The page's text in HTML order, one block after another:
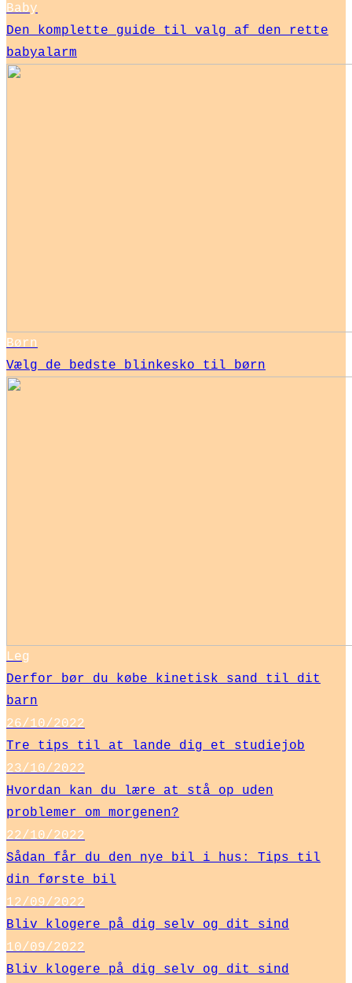
Baby
Den komplette guide til valg af den rette
babyalarm
Børn
Vælg de bedste blinkesko til børn
Leg
Derfor bør du købe kinetisk sand til dit
barn
26/10/2022
Tre tips til at lande dig et studiejob
23/10/2022
Hvordan kan du lære at stå op uden
problemer om morgenen?
22/10/2022
Sådan får du den nye bil i hus: Tips til
din første bil
12/09/2022
Bliv klogere på dig selv og dit sind
10/09/2022
Bliv klogere på dig selv og dit sind